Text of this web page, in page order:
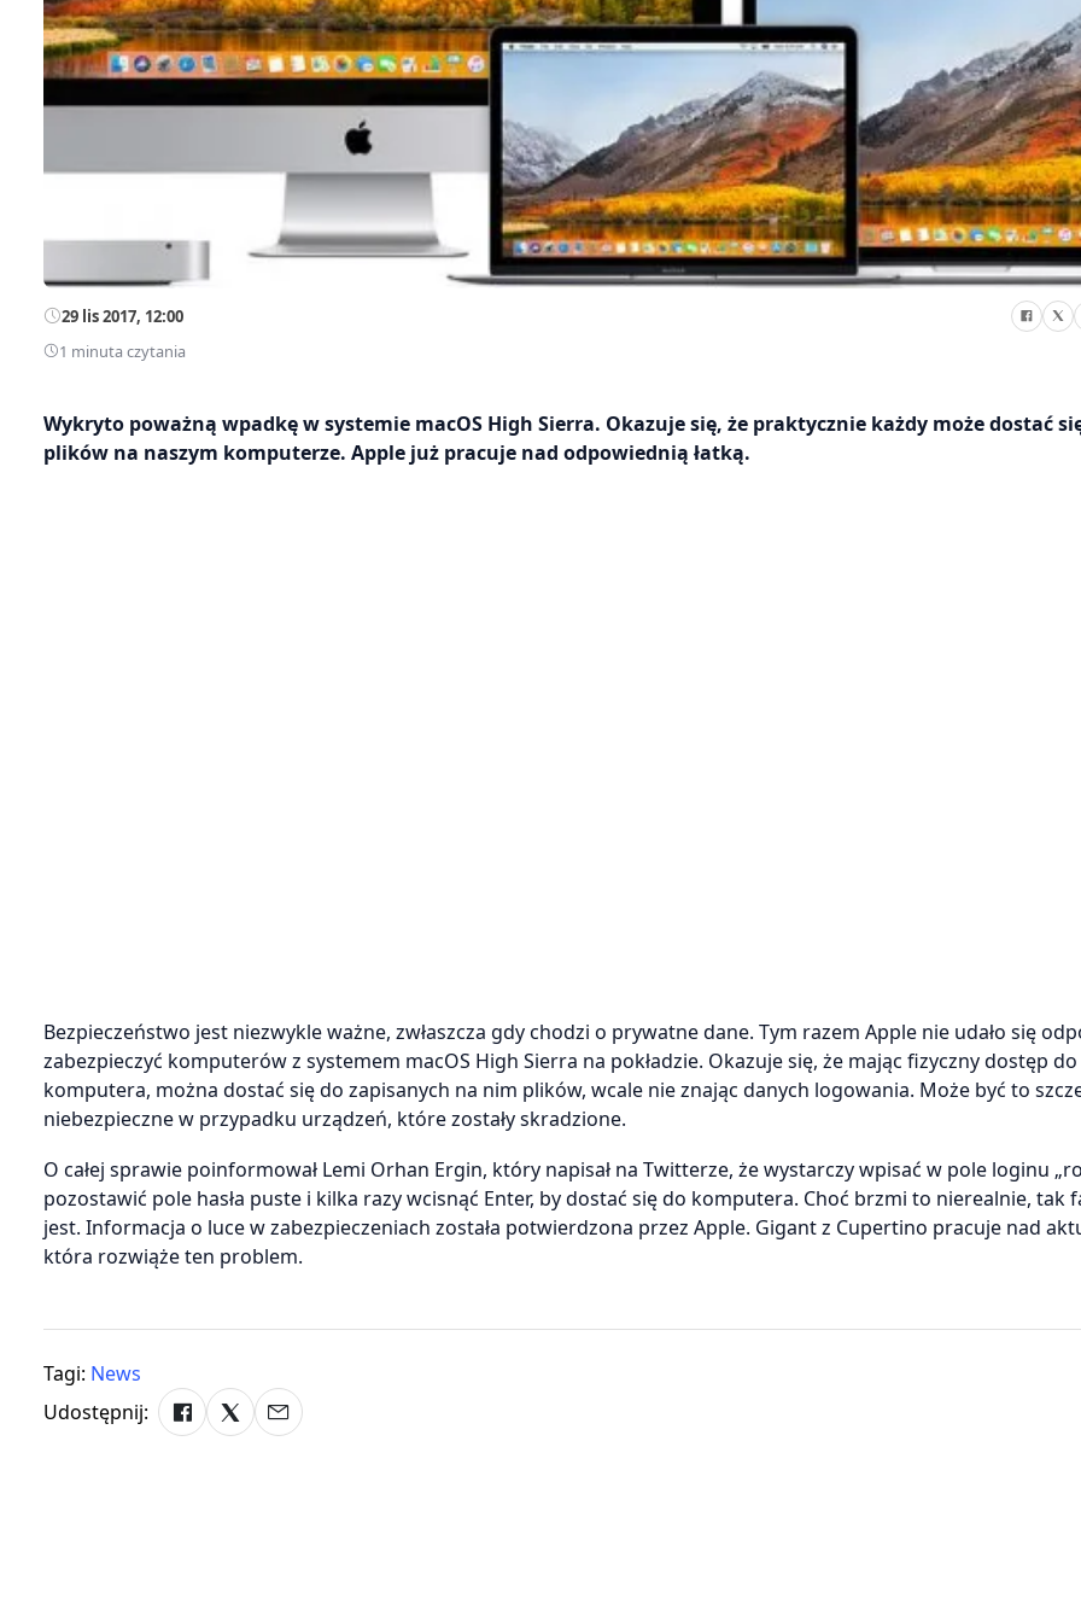
29 lis 2017, 12:00
1 minuta czytania
Wykryto poważną wpadkę w systemie macOS High Sierra. Okazuje się, że praktycznie każdy może dostać
plików na naszym komputerze. Apple już pracuje nad odpowiednią łatką.
Bezpieczeństwo jest niezwykle ważne, zwłaszcza gdy chodzi o prywatne dane. Tym razem Apple nie udało się
zabezpieczyć komputerów z systemem macOS High Sierra na pokładzie. Okazuje się, że mając fizyczny dostęp do
komputera, można dostać się do zapisanych na nim plików, wcale nie znając danych logowania. Może być to
niebezpieczne w przypadku urządzeń, które zostały skradzione.
O całej sprawie poinformował Lemi Orhan Ergin, który napisał na Twitterze, że wystarczy wpisać w pole loginu
pozostawić pole hasła puste i kilka razy wcisnąć Enter, by dostać się do komputera. Choć brzmi to nierealnie, tak
jest. Informacja o luce w zabezpieczeniach została potwierdzona przez Apple. Gigant z Cupertino pracuje nad
która rozwiąże ten problem.
Tagi: News
Udostępnij: